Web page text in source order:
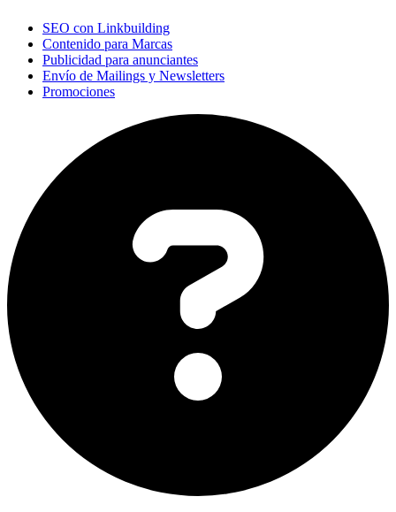
SEO con Linkbuilding
Contenido para Marcas
Publicidad para anunciantes
Envío de Mailings y Newsletters
Promociones